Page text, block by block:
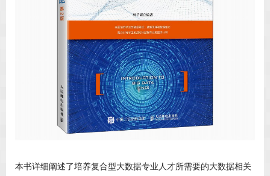
本书详细阐述了培养复合型大数据专业人才所需要的大数据相关